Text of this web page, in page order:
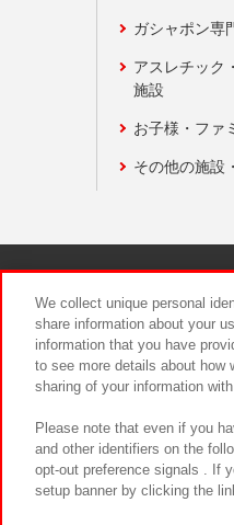
ガシャポン専
アスレチック
施設
お子様・ファ
その他の施設
We collect unique personal
share information about your
information that you have
to see more details about how
sharing of your information
Please note that even if you
and other identifiers on the
opt-out preference signals . If
setup banner by clicking the